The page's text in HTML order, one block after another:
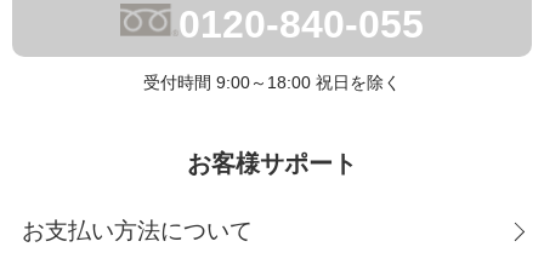
0120-840-055
受付時間 9:00～18:00 祝日を除く
お客様サポート
お支払い方法について